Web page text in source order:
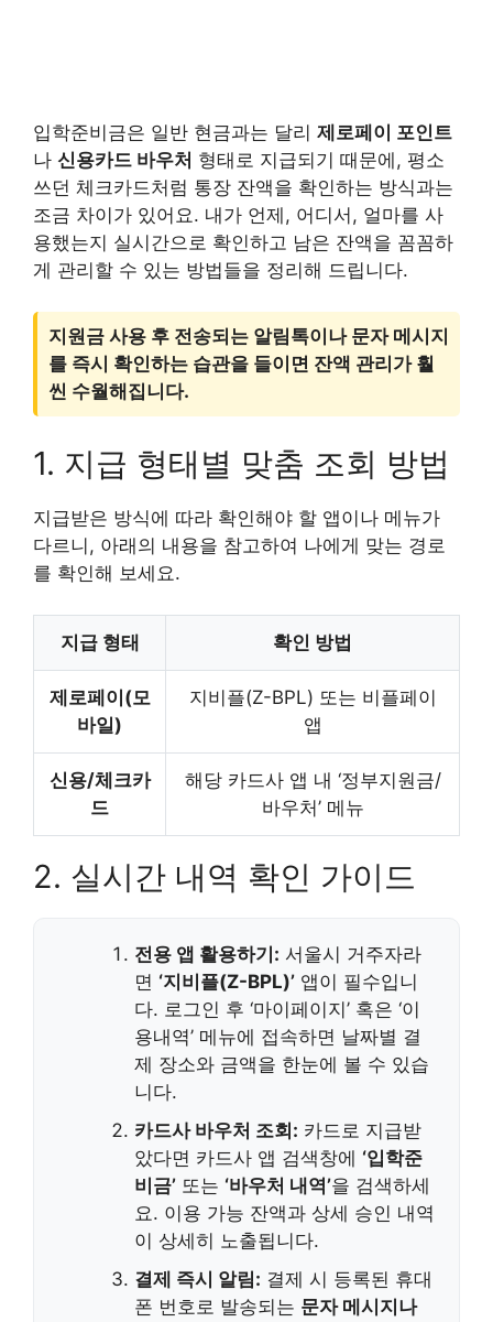
입학준비금은 일반 현금과는 달리 제로페이 포인트
나 신용카드 바우처 형태로 지급되기 때문에, 평소
쓰던 체크카드처럼 통장 잔액을 확인하는 방식과는
조금 차이가 있어요. 내가 언제, 어디서, 얼마를 사
용했는지 실시간으로 확인하고 남은 잔액을 꼼꼼하
게 관리할 수 있는 방법들을 정리해 드립니다.
지원금 사용 후 전송되는 알림톡이나 문자 메시지
를 즉시 확인하는 습관을 들이면 잔액 관리가 훨
씬 수월해집니다.
1. 지급 형태별 맞춤 조회 방법
지급받은 방식에 따라 확인해야 할 앱이나 메뉴가
다르니, 아래의 내용을 참고하여 나에게 맞는 경로
를 확인해 보세요.
지급 형태 확인 방법
제로페이(모
바일)
지비플(Z-BPL) 또는 비플페이
앱
신용/체크카
드
해당 카드사 앱 내 ‘정부지원금/
바우처’ 메뉴
2. 실시간 내역 확인 가이드
전용 앱 활용하기: 서울시 거주자라
면 ‘지비플(Z-BPL)’ 앱이 필수입니
다. 로그인 후 ‘마이페이지’ 혹은 ‘이
용내역’ 메뉴에 접속하면 날짜별 결
제 장소와 금액을 한눈에 볼 수 있습
니다.
카드사 바우처 조회: 카드로 지급받
았다면 카드사 앱 검색창에 ‘입학준
비금’ 또는 ‘바우처 내역’을 검색하세
요. 이용 가능 잔액과 상세 승인 내역
이 상세히 노출됩니다.
결제 즉시 알림: 결제 시 등록된 휴대
폰 번호로 발송되는 문자 메시지나